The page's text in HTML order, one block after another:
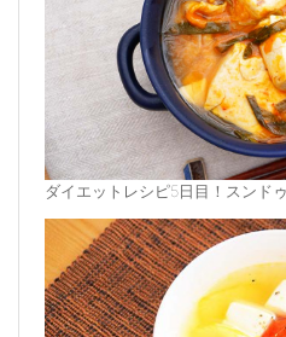
ダイエットレシピ5日目！スンド